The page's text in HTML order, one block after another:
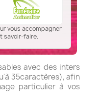
vous accompagner
savoir-faire.
avec des inters
35caractères), afin
particulier à vos